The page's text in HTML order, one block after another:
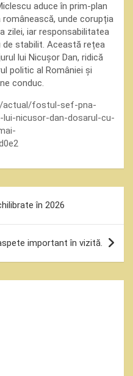
aduce în prim-plan
unde corupția
zilei, iar responsabilitatea
stabilit. Această rețea
lui Nicușor Dan, ridică
politic al României și
conduc.
actual/fostul-sef-pna-
lui-nicusor-dan-dosarul-cu-
în 2026
important în vizită.